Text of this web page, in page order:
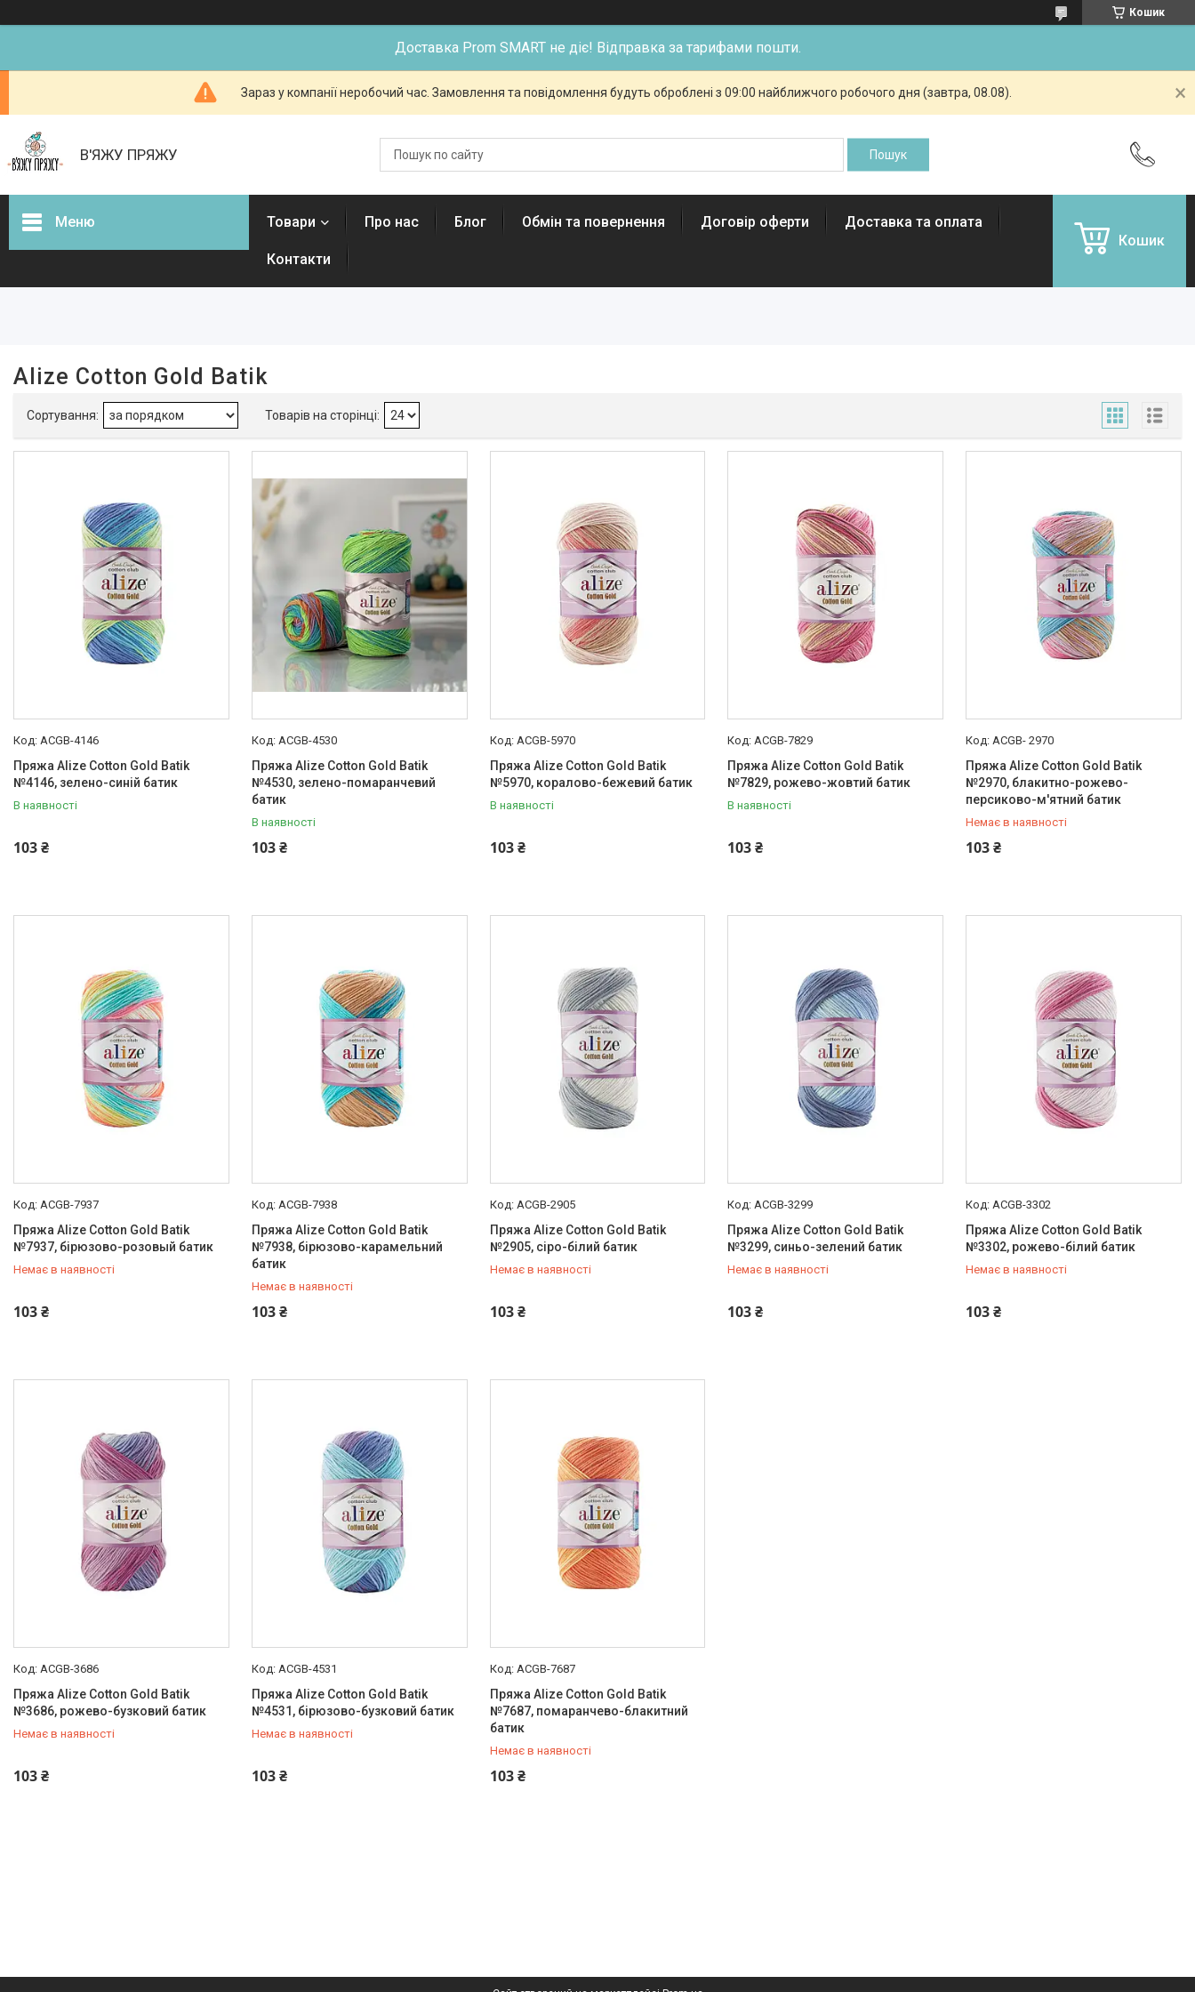
Кошик
Доставка Prom SMART не діє! Відправка за тарифами пошти.
Зараз у компанії неробочий час. Замовлення та повідомлення будуть оброблені з 09:00 найближчого робочого дня (завтра, 08.08).
В'ЯЖУ ПРЯЖУ
Меню
В наявності 4
Товари Про нас Блог Обмін та повернення Договір оферти Доставка та оплата
Контакти
Кошик
Alize Cotton Gold Batik
ACGB-4146
Пряжа Alize Cotton Gold Batik
№4146, зелено-синій батик
В наявності
103 ₴
ACGB-4530
Пряжа Alize Cotton Gold Batik
№4530, зелено-помаранчевий
батик
В наявності
103 ₴
ACGB-5970
Пряжа Alize Cotton Gold Batik
№5970, коралово-бежевий батик
В наявності
103 ₴
ACGB-7829
Пряжа Alize Cotton Gold Batik
№7829, рожево-жовтий батик
В наявності
103 ₴
ACGB- 2970
Пряжа Alize Cotton Gold Batik
№2970, блакитно-рожево-
персиково-м'ятний батик
Немає в наявності
103 ₴
+380 (73) 920-10-20
ACGB-7937
Пряжа Alize Cotton Gold Batik
№7937, бірюзово-розовый батик
Немає в наявності
103 ₴
+380 (73) 920-10-20
ACGB-7938
Пряжа Alize Cotton Gold Batik
№7938, бірюзово-карамельний
батик
Немає в наявності
103 ₴
+380 (73) 920-10-20
ACGB-2905
Пряжа Alize Cotton Gold Batik
№2905, сіро-білий батик
Немає в наявності
103 ₴
+380 (73) 920-10-20
ACGB-3299
Пряжа Alize Cotton Gold Batik
№3299, синьо-зелений батик
Немає в наявності
103 ₴
+380 (73) 920-10-20
ACGB-3302
Пряжа Alize Cotton Gold Batik
№3302, рожево-білий батик
Немає в наявності
103 ₴
+380 (73) 920-10-20
ACGB-3686
Пряжа Alize Cotton Gold Batik
№3686, рожево-бузковий батик
Немає в наявності
103 ₴
+380 (73) 920-10-20
ACGB-4531
Пряжа Alize Cotton Gold Batik
№4531, бірюзово-бузковий батик
Немає в наявності
103 ₴
+380 (73) 920-10-20
ACGB-7687
Пряжа Alize Cotton Gold Batik
№7687, помаранчево-блакитний
батик
Немає в наявності
103 ₴
+380 (73) 920-10-20